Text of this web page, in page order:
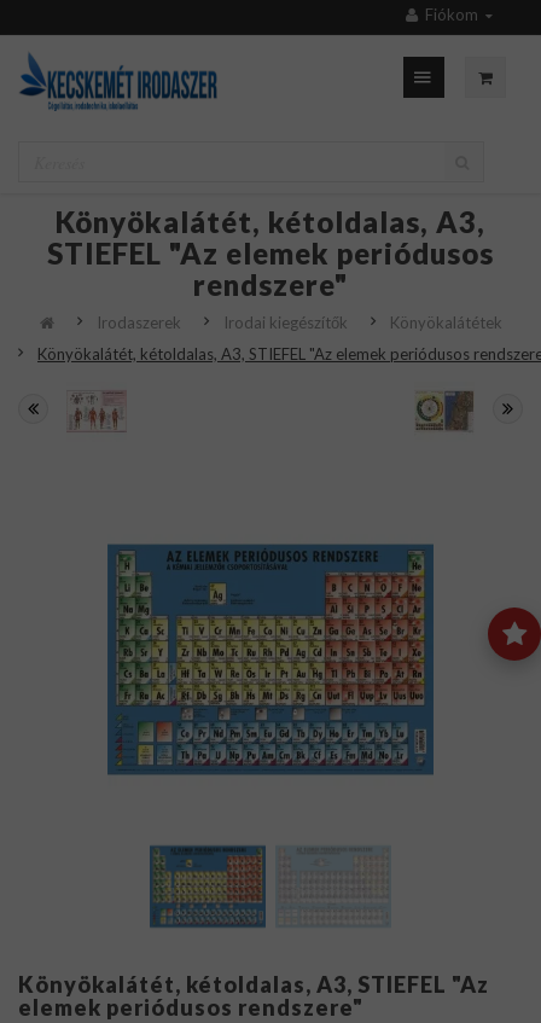
Fiókom
Könyökalátét, kétoldalas, A3,
STIEFEL "Az elemek periódusos
rendszere"
Irodaszerek Irodai kiegészítők
Könyökalátétek
Könyökalátét, kétoldalas, A3, STIEFEL "Az elemek periódusos
Könyökalátét, kétoldalas, A3, STIEFEL "Az
elemek periódusos rendszere"